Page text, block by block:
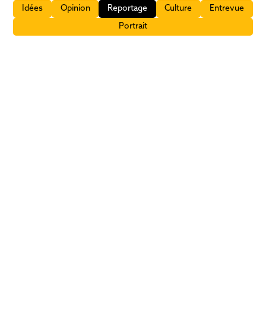
Idées Opinion Reportage Culture
Entrevue
Portrait